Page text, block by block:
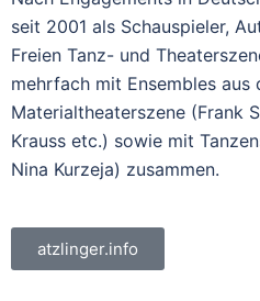
seit 2001 als Schauspieler,
Freien Tanz- und
mehrfach mit Ensembles aus
Materialtheaterszene (Frank
Krauss etc.) sowie mit
Nina Kurzeja) zusammen.
atzlinger.info